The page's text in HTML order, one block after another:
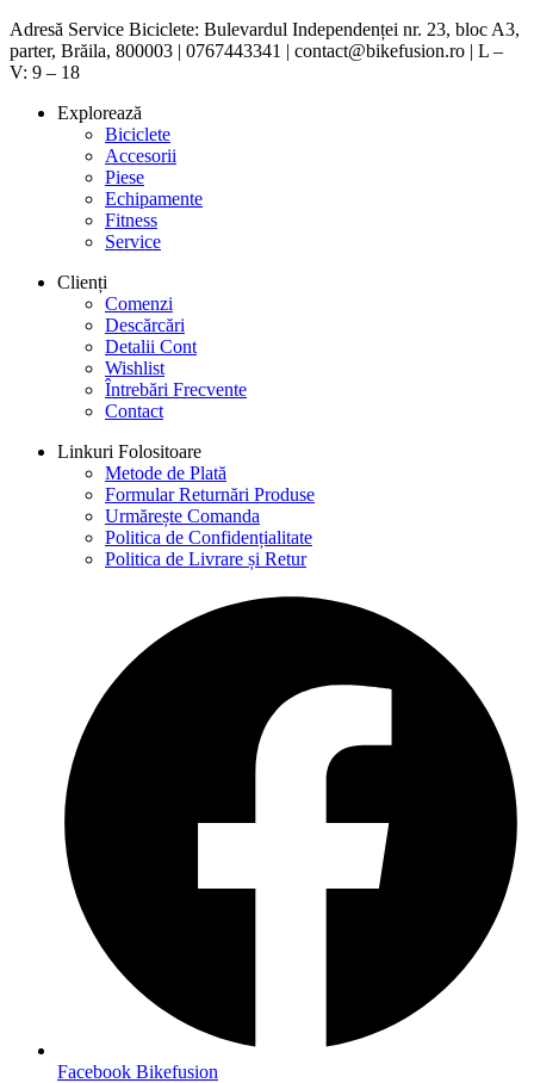
Adresă Service Biciclete: Bulevardul Independenței nr. 23, bloc A3,
parter, Brăila, 800003 | 0767443341 | contact@bikefusion.ro | L –
V: 9 – 18
Explorează
Biciclete
Accesorii
Piese
Echipamente
Fitness
Service
Clienți
Comenzi
Descărcări
Detalii Cont
Wishlist
Întrebări Frecvente
Contact
Linkuri Folositoare
Metode de Plată
Formular Returnări Produse
Urmărește Comanda
Politica de Confidențialitate
Politica de Livrare și Retur
Facebook Bikefusion